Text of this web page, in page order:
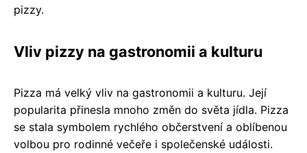
pizzy.
Vliv pizzy na gastronomii a kulturu
Pizza má velký vliv na gastronomii a kulturu. Její
popularita přinesla mnoho změn do světa jídla. Pizza
se stala symbolem rychlého občerstvení a oblíbenou
volbou pro rodinné večeře i společenské události.